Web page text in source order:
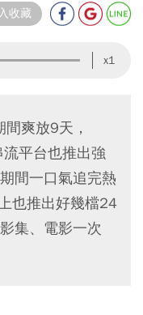
收藏
x1
爽放9天，
平台也推出強
間一口氣追完熱
也推出好幾檔24
集、電影一次